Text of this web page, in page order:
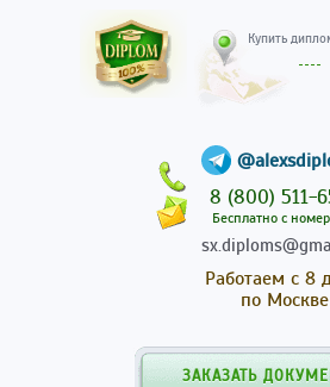
8 (800) 511-
Бесплатно с
Работаем с 8
по Москве
ЗАКАЗАТЬ